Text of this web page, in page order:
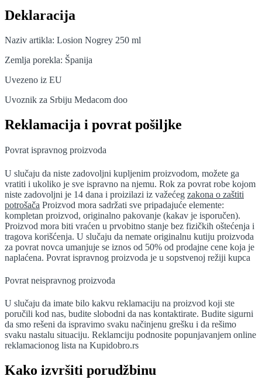
Deklaracija
Naziv artikla: Losion Nogrey 250 ml
Zemlja porekla: Španija
Uvezeno iz EU
Uvoznik za Srbiju Medacom doo
Reklamacija i povrat pošiljke
Povrat ispravnog proizvoda
U slučaju da niste zadovoljni kupljenim proizvodom, možete ga
vratiti i ukoliko je sve ispravno na njemu. Rok za povrat robe kojom
niste zadovoljni je 14 dana i proizilazi iz važećeg zakona o zaštiti
potrošača Proizvod mora sadržati sve pripadajuće elemente:
kompletan proizvod, originalno pakovanje (kakav je isporučen).
Proizvod mora biti vraćen u prvobitno stanje bez fizičkih oštećenja i
tragova korišćenja. U slučaju da nemate originalnu kutiju proizvoda
za povrat novca umanjuje se iznos od 50% od prodajne cene koja je
naplaćena. Povrat ispravnog proizvoda je u sopstvenoj režiji kupca
Povrat neispravnog proizvoda
U slučaju da imate bilo kakvu reklamaciju na proizvod koji ste
poručili kod nas, budite slobodni da nas kontaktirate. Budite sigurni
da smo rešeni da ispravimo svaku načinjenu grešku i da rešimo
svaku nastalu situaciju. Reklamciju podnosite popunjavanjem online
reklamacionog lista na Kupidobro.rs
Kako izvršiti porudžbinu